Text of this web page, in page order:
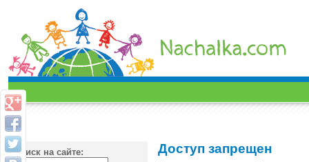
Поиск на сайте: Доступ запрещен